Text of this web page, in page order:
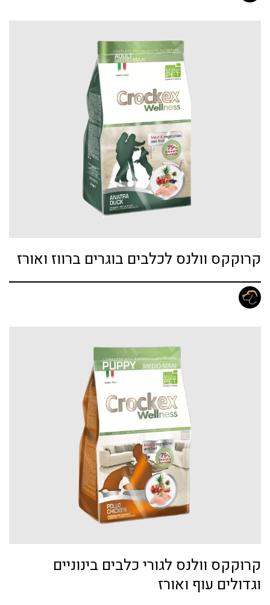
קרוקקס וולנס לכלבים בוגרים ברווז ואורז
קרוקקס וולנס לגורי כלבים בינוניים
וגדולים עוף ואורז